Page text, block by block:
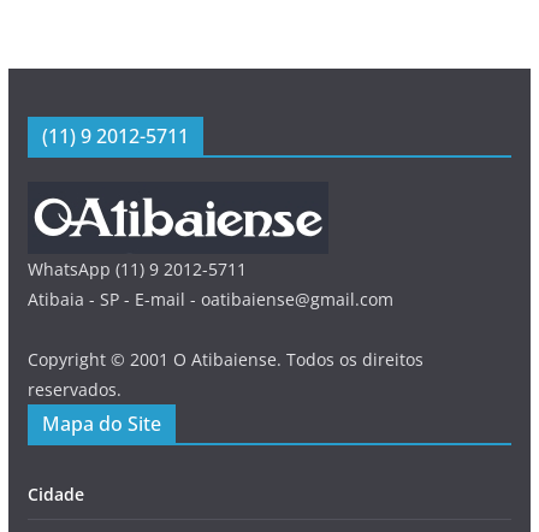
(11) 9 2012-5711
WhatsApp (11) 9 2012-5711
Atibaia - SP - E-mail - oatibaiense@gmail.com
Copyright © 2001 O Atibaiense. Todos os direitos
reservados.
Mapa do Site
Cidade